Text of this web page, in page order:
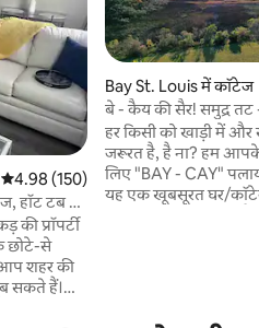
औसत रेटिंग 5 में से 4.98, 150 समीक्षाएँ
4.98 (150)
हॉट टब के
की प्रॉपर्टी
छोटे-से
आप शहर की
सकते हैं।
Bay St. Louis में कॉटेज
बे - कैय की सैर! समुद्र तट
हर किसी को खाड़ी में और
जरूरत है, है ना? हम
लिए "BAY - CAY"
यह एक खूबसूरत घर/
और वेव पूल का आनंद ले